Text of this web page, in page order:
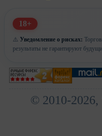
18+
⚠️ Уведомление о рисках:
результаты не гарантируют
© 2010-2026,